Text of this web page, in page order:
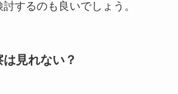
するのも良いでしょう。
見れない？